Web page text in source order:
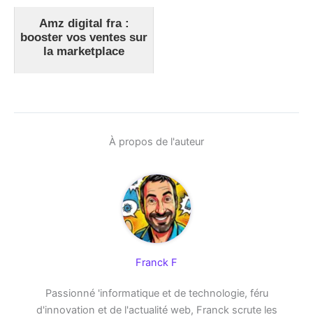
Amz digital fra :
booster vos ventes sur
la marketplace
À propos de l'auteur
Franck F
Passionné 'informatique et de technologie, féru
d'innovation et de l'actualité web, Franck scrute les